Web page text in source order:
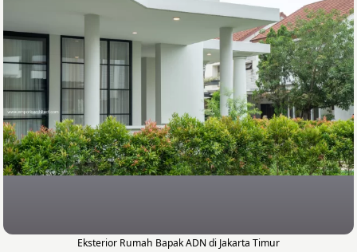
Eksterior Rumah Bapak ADN di Jakarta Timur